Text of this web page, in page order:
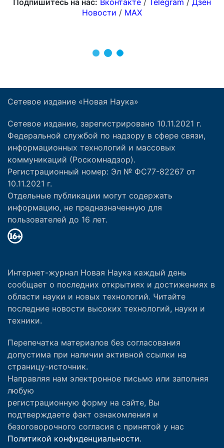
Сетевое издание «Новая Наука»
Сетевое издание, зарегистрировано 10.11.2021 г.
Федеральной службой по надзору в сфере связи,
информационных технологий и массовых
коммуникаций (Роскомнадзор).
Регистрационный номер: Эл № ФС77-82267 от
10.11.2021 г.
Отдельные публикации могут содержать
информацию, не предназначенную для
пользователей до 16 лет.
Интернет-журнал Новая Наука каждый день
сообщает о последних открытиях и достижениях в
области науки и новых технологий. Читайте
последние новости высоких технологий, науки и
техники.
Перепечатка материалов без согласования
допустима при наличии активной ссылки на
страницу-источник.
Направляя нам электронное письмо или заполняя
любую
регистрационную форму на сайте, Вы
подтверждаете факт ознакомления и
безоговорочного согласия с принятой у нас
Политикой конфиденциальности.